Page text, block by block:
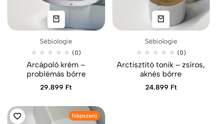
Sébiologie
(0)
Arcápoló krém –
problémás bőrre
29.899 Ft
Sébiologie
(0)
Arctisztító tonik – zsíros,
aknés bőrre
24.899 Ft
Népszerű